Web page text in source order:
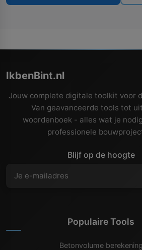
IkbenBint.nl
Jouw complete digitale toolkit voor
Van geavanceerde tools tot
woordenboek - alles wat je
professionele
Blijf op de hoogte
Populaire Tools
Betonvolume berekening